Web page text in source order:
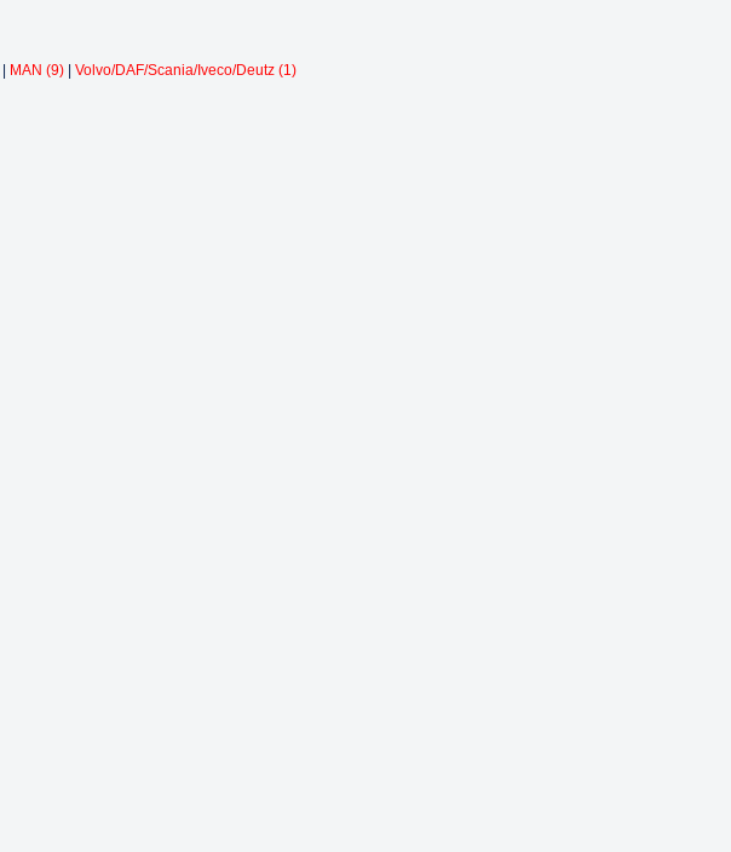
MAN (9)
Volvo/DAF/Scania/Iveco/Deutz (1)